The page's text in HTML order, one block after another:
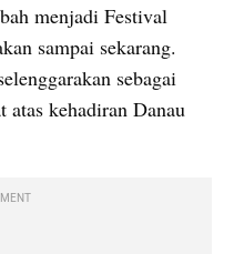
menjadi Festival
sampai sekarang.
sebagai
atas kehadiran Danau